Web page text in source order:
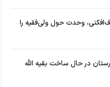
وحدت حول ولی‌فقیه را
در حال ساخت بقیه الله